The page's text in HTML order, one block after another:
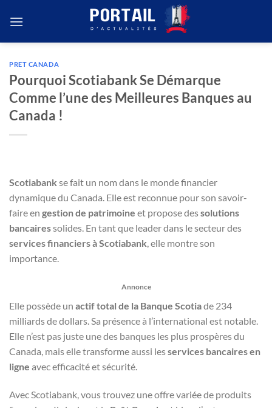
PRET CANADA
Pourquoi Scotiabank Se Démarque
Comme l’une des Meilleures Banques au
Canada !
Scotiabank se fait un nom dans le monde financier
dynamique du Canada. Elle est reconnue pour son savoir-
faire en gestion de patrimoine et propose dessolutions
bancairessolides. En tant que leader dans le secteur des
services financiers à Scotiabank , elle montre son
importance.
Annonce
Elle possède un actif total de la Banque Scotiade 234
milliards de dollars. Sa présence à l’international est notable.
Elle n’est pas juste une des banques les plus prospères du
Canada, mais elle transforme aussi lesservices bancaires en
ligne avec efficacité et sécurité.
Avec Scotiabank, vous trouvez une offre variée de produits